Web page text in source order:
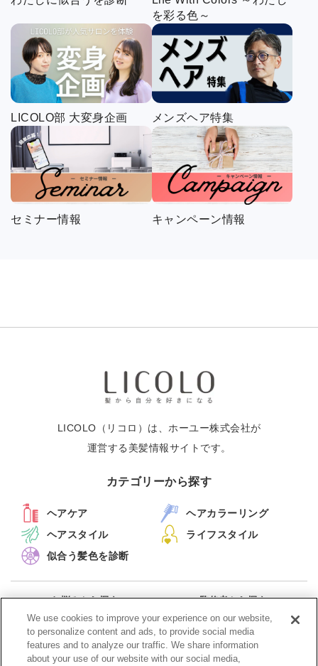
を彩る色～
LICOLO部 大変身企画 メンズヘア特集
セミナー情報 キャンペーン情報
LICOLO（リコロ）は、ホーユー株式会社が
運営する美髪情報サイトです。
カテゴリーから探す
ヘアケア
ヘアカラーリング
ヘアスタイル
ライフスタイル
似合う髪色を診断
お悩みから探す
監修者から探す
メルマガ配信停止
We use cookies to improve your experience on our website,
to personalize content and ads, to provide social media
features and to analyze our traffic. We share information
about your use of our website with our social media,